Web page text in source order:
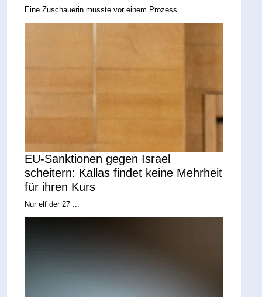
Eine Zuschauerin musste vor einem Prozess ...
EU-Sanktionen gegen Israel
scheitern: Kallas findet keine Mehrheit
für ihren Kurs
Nur elf der 27 ...